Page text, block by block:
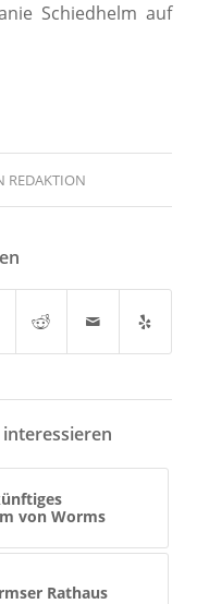
Schiedhelm auf
REDAKTION
von Worms
Rathaus